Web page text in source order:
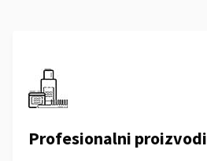
Profesionalni proizvodi